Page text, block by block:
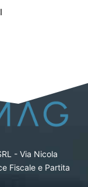
- Via Nicola
Fiscale e Partita